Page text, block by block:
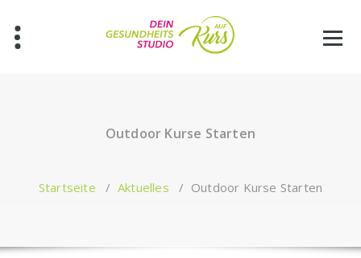
Inhalt
springen
Outdoor Kurse Starten
Startseite / Aktuelles / Outdoor Kurse Starten